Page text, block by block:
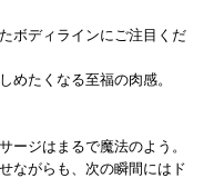
ボディラインにご注目くだ
めたくなる至福の肉感。
ージはまるで魔法のよう。
ながらも、次の瞬間にはド